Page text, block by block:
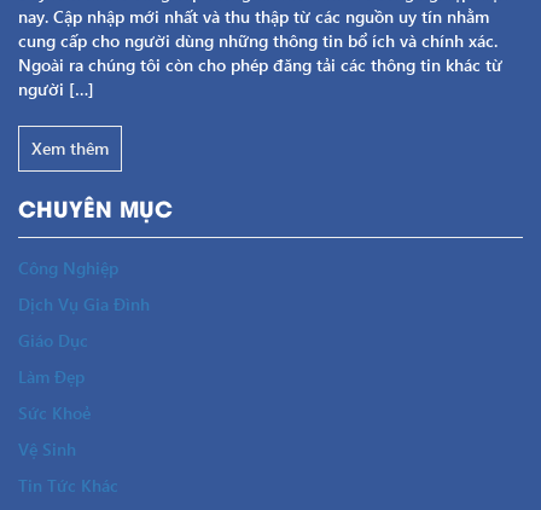
nay. Cập nhập mới nhất và thu thập từ các nguồn uy tín nhằm
cung cấp cho người dùng những thông tin bổ ích và chính xác.
Ngoài ra chúng tôi còn cho phép đăng tải các thông tin khác từ
người […]
Xem thêm
CHUYÊN MỤC
Công Nghiệp
Dịch Vụ Gia Đình
Giáo Dục
Làm Đẹp
Sức Khoẻ
Vệ Sinh
Tin Tức Khác